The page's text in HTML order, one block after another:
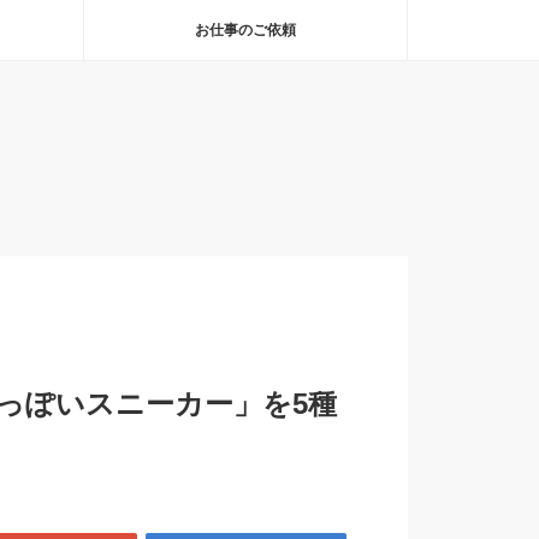
お仕事のご依頼
ぽいスニーカー」を5種